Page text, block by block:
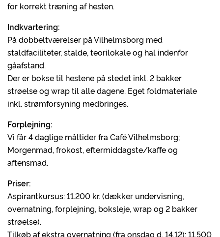
for korrekt træning af hesten.
Indkvartering:
På dobbeltværelser på Vilhelmsborg med
staldfaciliteter, stalde, teorilokale og hal indenfor
gåafstand.
Der er bokse til hestene på stedet inkl. 2 bakker
strøelse og wrap til alle dagene. Eget foldmateriale
inkl. strømforsyning medbringes.
Forplejning:
Vi får 4 daglige måltider fra Café Vilhelmsborg;
Morgenmad, frokost, eftermiddagste/kaffe og
aftensmad.
Priser:
Aspirantkursus: 11.200 kr. (dækker undervisning,
overnatning, forplejning, boksleje, wrap og 2 bakker
strøelse).
Tilkøb af ekstra overnatning (fra onsdag d. 14.12): 11.500